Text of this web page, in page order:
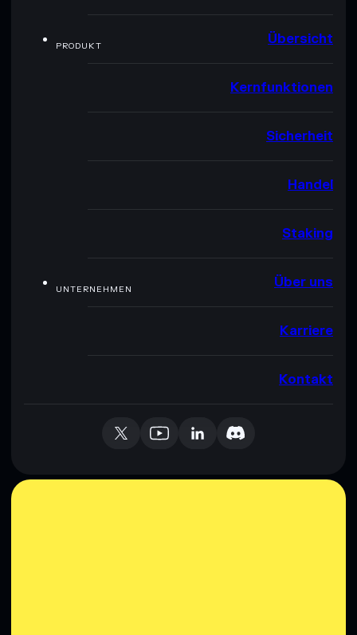
PRODUKT Übersicht
Kernfunktionen
Sicherheit
Handel
Staking
UNTERNEHMEN Über uns
Karriere
Kontakt